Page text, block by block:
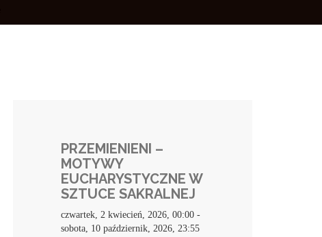
PRZEMIENIENI –
MOTYWY
EUCHARYSTYCZNE W
SZTUCE SAKRALNEJ
czwartek, 2 kwiecień, 2026, 00:00 -
sobota, 10 październik, 2026, 23:55